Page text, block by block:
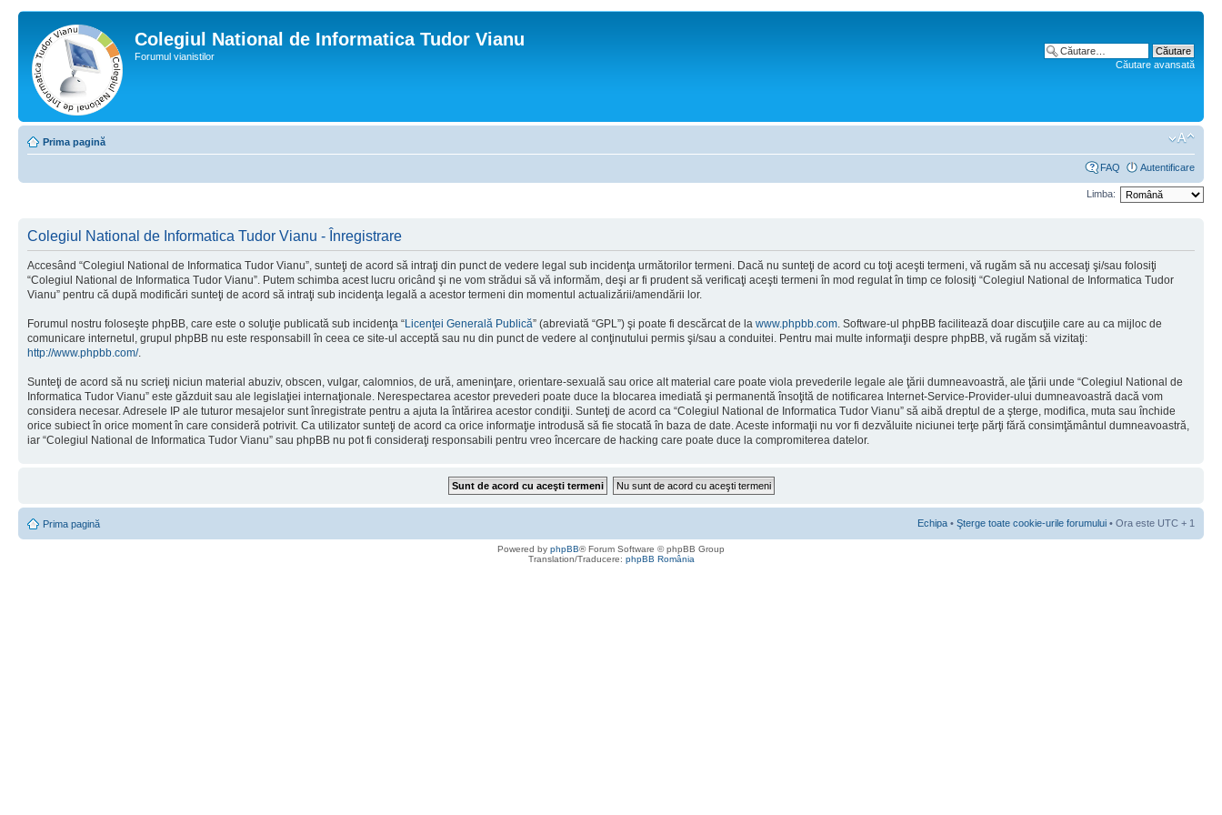
Colegiul National de Informatica Tudor Vianu
Forumul vianistilor
Căutare avansată
Prima pagină
FAQ Autentificare
Limba:
Colegiul National de Informatica Tudor Vianu - Înregistrare
Accesând “Colegiul National de Informatica Tudor Vianu”, sunteţi de acord să intraţi din punct de vedere legal sub incidenţa următorilor termeni. Dacă nu sunteţi de acord cu toţi aceşti termeni, vă rugăm să nu accesaţi şi/sau folosiţi
“Colegiul National de Informatica Tudor Vianu”. Putem schimba acest lucru oricând şi ne vom strădui să vă informăm, deşi ar fi prudent să verificaţi aceşti termeni în mod regulat în timp ce folosiţi “Colegiul National de Informatica Tudor
Vianu” pentru că după modificări sunteţi de acord să intraţi sub incidenţa legală a acestor termeni din momentul actualizării/amendării lor.
Forumul nostru foloseşte phpBB, care este o soluţie publicată sub incidenţa “Licenţei Generală Publică” (abreviată “GPL”) şi poate fi descărcat de la www.phpbb.com . Software-ul phpBB facilitează doar discuţiile care au ca mijloc de
comunicare internetul, grupul phpBB nu este responsabill în ceea ce site-ul acceptă sau nu din punct de vedere al conţinutului permis şi/sau a conduitei. Pentru mai multe informaţii despre phpBB, vă rugăm să vizitaţi:
http://www.phpbb.com/.
Sunteţi de acord să nu scrieţi niciun material abuziv, obscen, vulgar, calomnios, de ură, ameninţare, orientare-sexuală sau orice alt material care poate viola prevederile legale ale ţării dumneavoastră, ale ţării unde “Colegiul National de
Informatica Tudor Vianu” este găzduit sau ale legislaţiei internaţionale. Nerespectarea acestor prevederi poate duce la blocarea imediată şi permanentă însoţită de notificarea Internet-Service-Provider-ului dumneavoastră dacă vom
considera necesar. Adresele IP ale tuturor mesajelor sunt înregistrate pentru a ajuta la întărirea acestor condiţii. Sunteţi de acord ca “Colegiul National de Informatica Tudor Vianu” să aibă dreptul de a şterge, modifica, muta sau închide
orice subiect în orice moment în care consideră potrivit. Ca utilizator sunteţi de acord ca orice informaţie introdusă să fie stocată în baza de date. Aceste informaţii nu vor fi dezvăluite niciunei terţe părţi fără consimţământul dumneavoastră,
iar “Colegiul National de Informatica Tudor Vianu” sau phpBB nu pot fi consideraţi responsabili pentru vreo încercare de hacking care poate duce la compromiterea datelor.
Prima pagină Echipa • Şterge toate cookie-urile forumului • Ora este UTC + 1
Powered by phpBB® Forum Software © phpBB Group
Translation/Traducere: phpBB România